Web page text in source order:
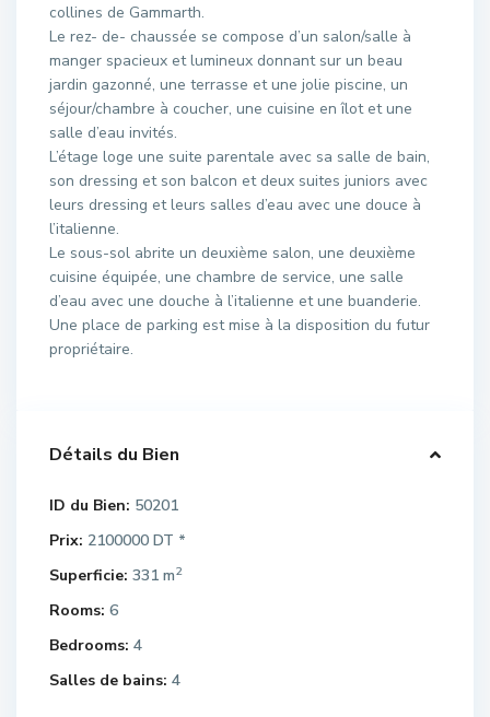
collines de Gammarth.
Le rez- de- chaussée se compose d’un salon/salle à
manger spacieux et lumineux donnant sur un beau
jardin gazonné, une terrasse et une jolie piscine, un
séjour/chambre à coucher, une cuisine en îlot et une
salle d’eau invités.
L’étage loge une suite parentale avec sa salle de bain,
son dressing et son balcon et deux suites juniors avec
leurs dressing et leurs salles d’eau avec une douce à
l’italienne.
Le sous-sol abrite un deuxième salon, une deuxième
cuisine équipée, une chambre de service, une salle
d’eau avec une douche à l’italienne et une buanderie.
Une place de parking est mise à la disposition du futur
propriétaire.
Détails du Bien
ID du Bien: 50201
Prix: 2100000 DT *
Superficie: 331 m2
Rooms: 6
Bedrooms: 4
Salles de bains: 4